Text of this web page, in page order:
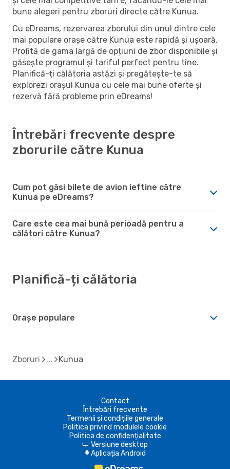
bune alegeri pentru zboruri directe către Kunua.
Cu eDreams, rezervarea zborului din unul dintre cele
mai populare orașe către Kunua este rapidă și ușoară.
Profită de gama largă de opțiuni de zbor disponibile și
găsește programul și tariful perfect pentru tine.
Planifică-ți călătoria astăzi și pregătește-te să
explorezi orașul Kunua cu cele mai bune oferte și
rezervă fără probleme prin eDreams!
Întrebări frecvente despre
zborurile către Kunua
Cum pot găsi bilete de avion ieftine către
Kunua pe eDreams?
Care este cea mai bună perioadă pentru a
călători către Kunua?
Planifică-ți călătoria
Orașe populare
Zboruri Kunua
Contact
Întrebări frecvente
Termenii și condițiile generale
Politica privind modulele cookie
Politica de confidențialitate
d Versiune desktop
A Aplicația Android